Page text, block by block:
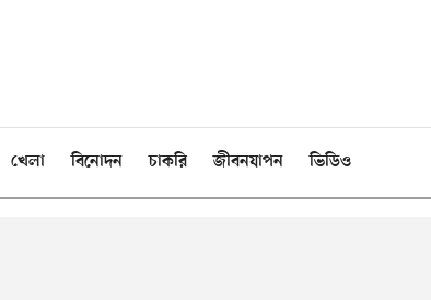
খেলা বিনোদন চাকরি জীবনযাপন ভিডিও